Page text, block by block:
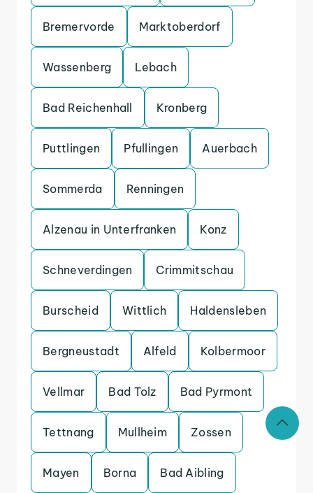
Bremervorde Marktoberdorf
Wassenberg Lebach
Bad Reichenhall Kronberg
Puttlingen Pfullingen Auerbach
Sommerda Renningen
Alzenau in Unterfranken Konz
Schneverdingen Crimmitschau
Burscheid Wittlich Haldensleben
Bergneustadt Alfeld Kolbermoor
Vellmar Bad Tolz Bad Pyrmont
Tettnang Mullheim Zossen
Mayen Borna Bad Aibling